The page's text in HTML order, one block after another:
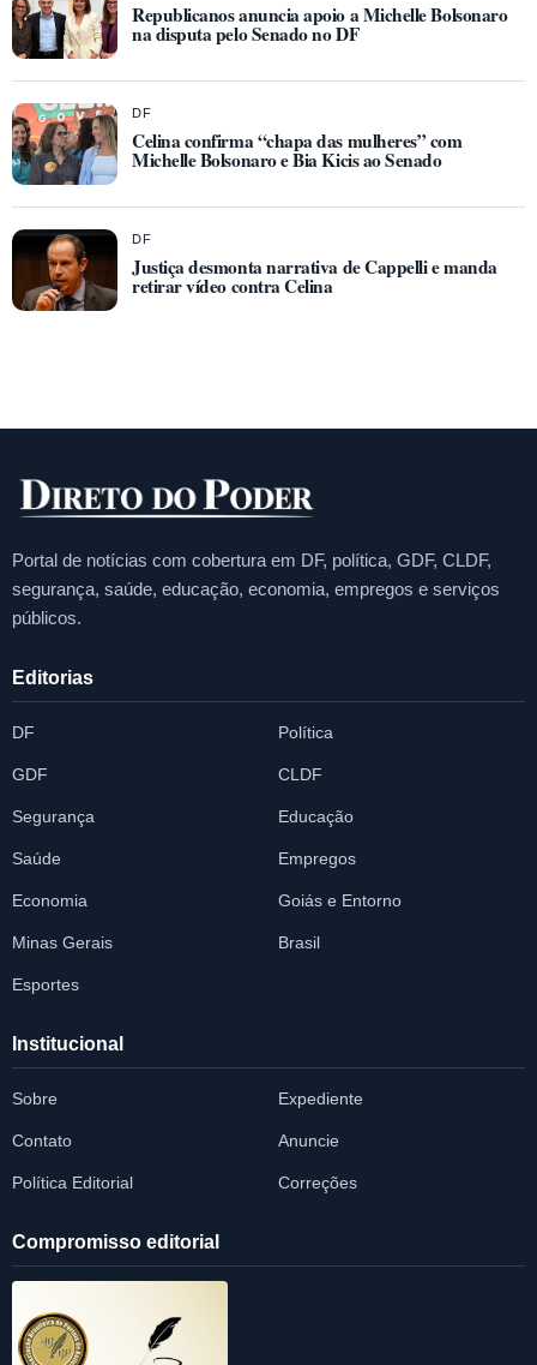
Republicanos anuncia apoio a Michelle Bolsonaro
na disputa pelo Senado no DF
DF
Celina confirma “chapa das mulheres” com
Michelle Bolsonaro e Bia Kicis ao Senado
DF
Justiça desmonta narrativa de Cappelli e manda
retirar vídeo contra Celina
Portal de notícias com cobertura em DF, política, GDF, CLDF,
segurança, saúde, educação, economia, empregos e serviços
públicos.
Editorias
DF Política
GDF CLDF
Segurança Educação
Saúde Empregos
Economia Goiás e Entorno
Minas Gerais Brasil
Esportes
Institucional
Sobre Expediente
Contato Anuncie
Política Editorial Correções
Compromisso editorial